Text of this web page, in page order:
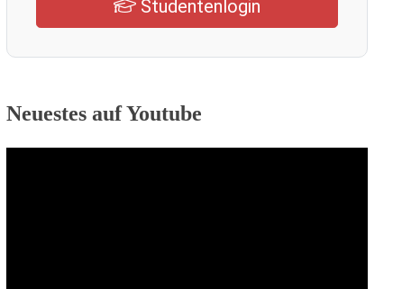
Studentenlogin
Neuestes auf Youtube